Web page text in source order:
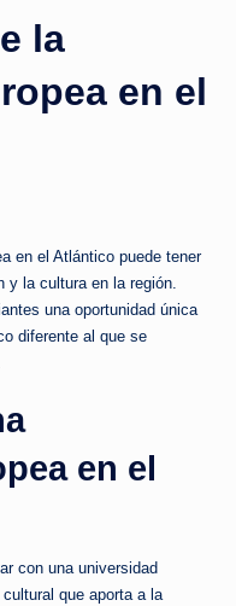
la
en el
en el Atlántico puede tener
y la cultura en la región.
una oportunidad única
diferente al que se
en el
con una universidad
que aporta a la